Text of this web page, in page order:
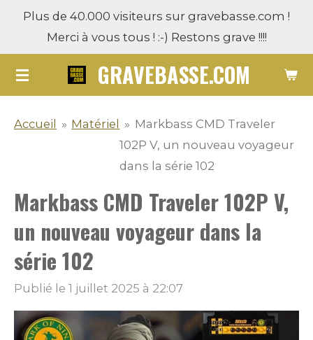
Passer
contenu
principal
GRAVEBASSE.COM
Plus de 40.000 visiteurs sur gravebasse.com !
Merci à vous tous ! :-) Restons grave !!!!
Accueil » Matériel » Markbass CMD Traveler
102P V, un nouveau voyageur
dans la série 102
Markbass CMD Traveler 102P V,
un nouveau voyageur dans la
série 102
Publié le 1 juillet 2025 à 22:07